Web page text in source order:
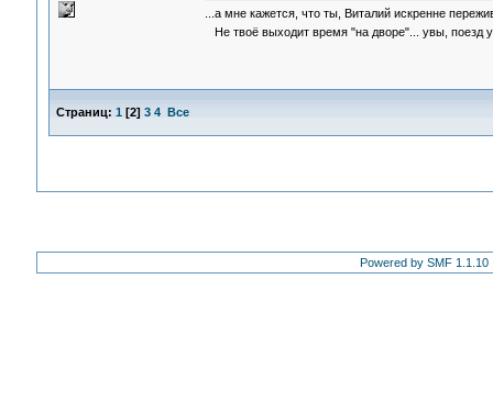
...а мне кажется, что ты, Виталий искренне
Не твоё выходит время "на дворе"... увы, поезд
Страниц: 1 [2] 3 4 Все
Powered by SMF 1.1.10